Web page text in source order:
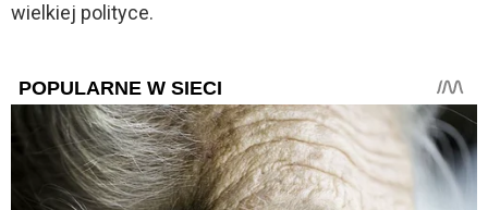
wielkiej polityce.
POPULARNE W SIECI